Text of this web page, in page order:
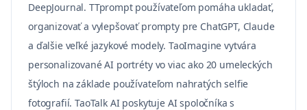
DeepJournal. TTprompt používateľom pomáha ukladať,
organizovať a vylepšovať prompty pre ChatGPT, Claude
a ďalšie veľké jazykové modely. TaoImagine vytvára
personalizované AI portréty vo viac ako 20 umeleckých
štýloch na základe používateľom nahratých selfie
fotografií. TaoTalk AI poskytuje AI spoločníka s